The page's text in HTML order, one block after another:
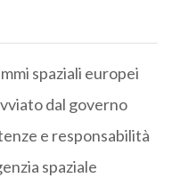
spaziali europei
dal governo
e responsabilità
spaziale